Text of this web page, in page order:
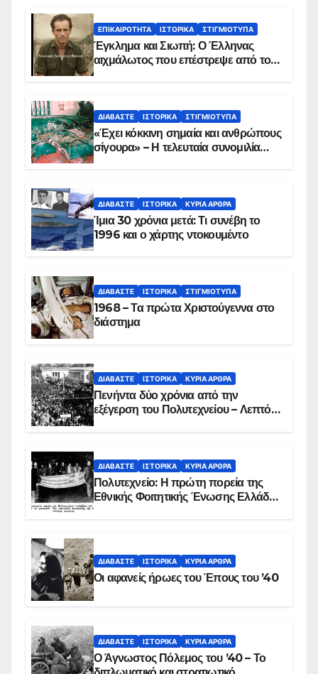
ΕΠΙΚΑΙΡΌΤΗΤΑ ΙΣΤΟΡΙΚΆ ΣΤΙΓΜΙΌΤΥΠΑ
Έγκλημα και Σιωπή: Ο Έλληνας
αιχμάλωτος που επέστρεψε από το
ΔΙΑΒΆΣΤΕ ΙΣΤΟΡΙΚΆ ΣΤΙΓΜΙΌΤΥΠΑ
«Έχει κόκκινη σημαία και ανθρώπους
σίγουρα» – Η τελευταία συνομιλία
ΔΙΑΒΆΣΤΕ ΙΣΤΟΡΙΚΆ ΚΥΡΙΑ ΑΡΘΡΑ
Ίμια 30 χρόνια μετά: Τι συνέβη το
1996 και ο χάρτης ντοκουμέντο
ΔΙΑΒΆΣΤΕ ΙΣΤΟΡΙΚΆ ΣΤΙΓΜΙΌΤΥΠΑ
1968 – Τα πρώτα Χριστούγεννα στο
διάστημα
ΔΙΑΒΆΣΤΕ ΙΣΤΟΡΙΚΆ ΚΥΡΙΑ ΑΡΘΡΑ
Πενήντα δύο χρόνια από την
εξέγερση του Πολυτεχνείου – Λεπτό
ΔΙΑΒΆΣΤΕ ΙΣΤΟΡΙΚΆ ΚΥΡΙΑ ΑΡΘΡΑ
Πολυτεχνείο: Η πρώτη πορεία της
Εθνικής Φοιτητικής Ένωσης Ελλάδος
ΔΙΑΒΆΣΤΕ ΙΣΤΟΡΙΚΆ ΚΥΡΙΑ ΑΡΘΡΑ
Οι αφανείς ήρωες του Έπους του ’40
ΔΙΑΒΆΣΤΕ ΙΣΤΟΡΙΚΆ ΚΥΡΙΑ ΑΡΘΡΑ
Ο Άγνωστος Πόλεμος του ’40 – Το